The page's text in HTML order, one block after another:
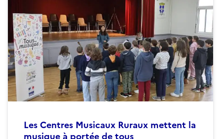
Les Centres Musicaux Ruraux mettent la